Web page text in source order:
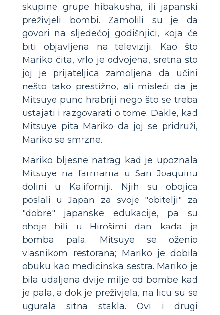
skupine grupe hibakusha, ili japanski
preživjeli bombi. Zamolili su je da
govori na sljedećoj godišnjici, koja će
biti objavljena na televiziji. Kao što
Mariko čita, vrlo je odvojena, sretna što
joj je prijateljica zamoljena da učini
nešto tako prestižno, ali misleći da je
Mitsuye puno hrabriji nego što se treba
ustajati i razgovarati o tome. Dakle, kad
Mitsuye pita Mariko da joj se pridruži,
Mariko se smrzne.
Mariko bljesne natrag kad je upoznala
Mitsuye na farmama u San Joaquinu
dolini u Kaliforniji. Njih su obojica
poslali u Japan za svoje "obitelji" za
"dobre" japanske edukacije, pa su
oboje bili u Hirošimi dan kada je
bomba pala. Mitsuye se oženio
vlasnikom restorana; Mariko je dobila
obuku kao medicinska sestra. Mariko je
bila udaljena dvije milje od bombe kad
je pala, a dok je preživjela, na licu su se
ugurala sitna stakla. Ovi i drugi